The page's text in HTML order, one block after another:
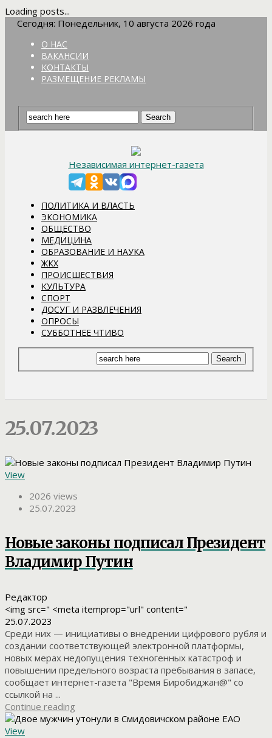
Loading posts...
Сегодня: Понедельник, 10 августа 2026 года
О НАС
ВАКАНСИИ
КОНТАКТЫ
РАЗМЕЩЕНИЕ РЕКЛАМЫ
Независимая интернет-газета
ПОЛИТИКА И ВЛАСТЬ
ЭКОНОМИКА
ОБЩЕСТВО
МЕДИЦИНА
ОБРАЗОВАНИЕ И НАУКА
ЖКХ
ПРОИСШЕСТВИЯ
КУЛЬТУРА
СПОРТ
ДОСУГ И РАЗВЛЕЧЕНИЯ
ОПРОСЫ
СУББОТНЕЕ ЧТИВО
25.07.2023
View
2026 views
25.07.2023
Новые законы подписал Президент
Владимир Путин
Редактор
<img src=" <meta itemprop="url" content="
25.07.2023
Среди них — инициативы о внедрении цифрового рубля и
создании соответствующей электронной платформы,
новых мерах недопущения техногенных катастроф и
повышении предельного возраста пребывания в запасе,
сообщает интернет-газета "Время Биробиджан@" со
ссылкой на ...
Continue reading
View